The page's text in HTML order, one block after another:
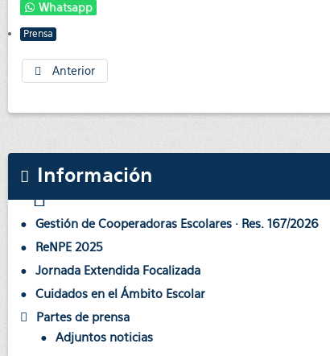
Whatsapp
Prensa
Anterior
Información
Gestión de Cooperadoras Escolares · Res. 167/2026
ReNPE 2025
Jornada Extendida Focalizada
Cuidados en el Ámbito Escolar
Partes de prensa
Adjuntos noticias